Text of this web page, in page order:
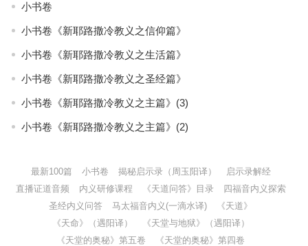
小书卷
小书卷《新耶路撒冷教义之信仰篇》
小书卷《新耶路撒冷教义之生活篇》
小书卷《新耶路撒冷教义之圣经篇》
小书卷《新耶路撒冷教义之主篇》(3)
小书卷《新耶路撒冷教义之主篇》(2)
最新100篇 小书卷 揭秘启示录（周玉阳译）
启示录解经
直播证道音频
内义研修课程 《天道问答》目录
四福音内义探索
圣经内义问答
马太福音内义(一滴水译)
《天道》
《天命》（遇阳译）
《天堂与地狱》（遇阳译）
《天堂的奥秘》第五卷
《天堂的奥秘》第四卷